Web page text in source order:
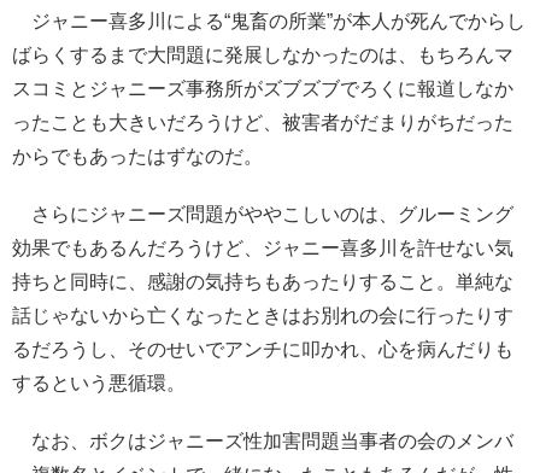
ジャニー喜多川による“鬼畜の所業”が本人が死んでからし
ばらくするまで大問題に発展しなかったのは、もちろんマ
スコミとジャニーズ事務所がズブズブでろくに報道しなか
ったことも大きいだろうけど、被害者がだまりがちだった
からでもあったはずなのだ。
さらにジャニーズ問題がややこしいのは、グルーミング
効果でもあるんだろうけど、ジャニー喜多川を許せない気
持ちと同時に、感謝の気持ちもあったりすること。単純な
話じゃないから亡くなったときはお別れの会に行ったりす
るだろうし、そのせいでアンチに叩かれ、心を病んだりも
するという悪循環。
なお、ボクはジャニーズ性加害問題当事者の会のメンバ